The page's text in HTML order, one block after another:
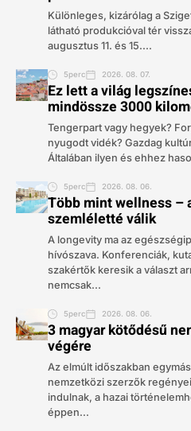
Különleges, kizárólag a
látható produkcióval tér
augusztus 11. és 15....
5perc 2026. 08. 07.
Ez lett a világ
mindössze 3000
Tengerpart vagy hegyek?
nyugodt vidék? Gazdag
Általában ilyen és ehhez
5perc 2026. 08. 06.
Több mint wellness –
szemléletté válik
A longevity ma az
hívószava. Konferenciák,
szakértők keresik a választ
nemcsak...
5perc 2026. 08. 06.
3 magyar kötődésű
végére
Az elmúlt időszakban
nemzetközi szerzők
indulnak, a hazai
éppen...